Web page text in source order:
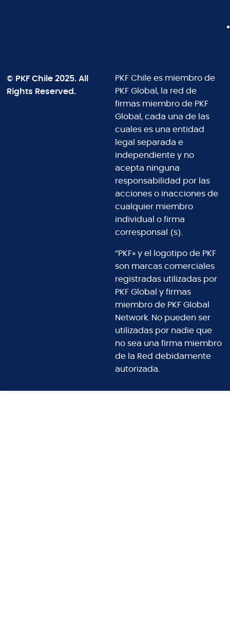
© PKF Chile 2025. All
Rights Reserved.
PKF Chile es miembro de
PKF Global, la red de
firmas miembro de PKF
Global, cada una de las
cuales es una entidad
legal separada e
independiente y no
acepta ninguna
responsabilidad por las
acciones o inacciones de
cualquier miembro
individual o firma
corresponsal (s).
“PKF» y el logotipo de PKF
son marcas comerciales
registradas utilizadas por
PKF Global y firmas
miembro de PKF Global
Network. No pueden ser
utilizadas por nadie que
no sea una firma miembro
de la Red debidamente
autorizada.